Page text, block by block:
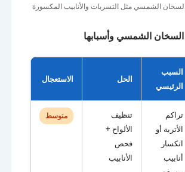
الشمسي مثل التسربات والأنابيب المكسورة
الشمسي وأسبابها
السبب
الرئيسي
الحل الاستعجال
تراكم
الأتربة أو
انكسار
أنابيب
تنظيف
الألواح +
فحص
الأنابيب
متوسط